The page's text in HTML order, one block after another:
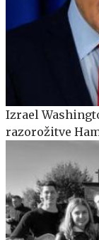
Izrael
razorožitve